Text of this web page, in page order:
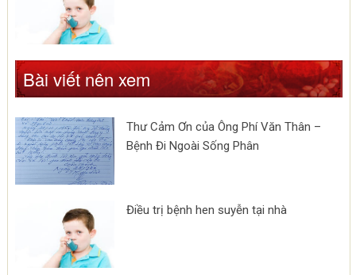
Bài viết nên xem
Thư Cảm Ơn của Ông Phí Văn Thân –
Bệnh Đi Ngoài Sống Phân
Điều trị bệnh hen suyễn tại nhà